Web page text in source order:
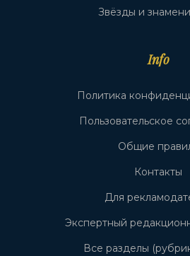
Звёзды и
Info
Политика
Пользовательское
Общие
Контакты
Для
Экспертный
Все разделы